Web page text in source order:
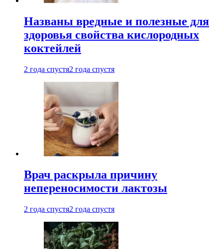
Названы вредные и полезные для
здоровья свойства кислородных
коктейлей
2 года спустя2 года спустя
Врач раскрыла причину
непереносимости лактозы
2 года спустя2 года спустя